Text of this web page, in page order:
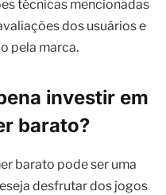
técnicas mencionadas
dos usuários e
pela marca.
investir em
barato?
barato pode ser uma
desfrutar dos jogos